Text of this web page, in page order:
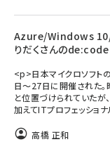
Azure/Windows
りだくさんの
<p>日本マイクロソフト
日〜27日に開催された
と位置づけられていたが
加えてITプロフェッショ
高橋 正和